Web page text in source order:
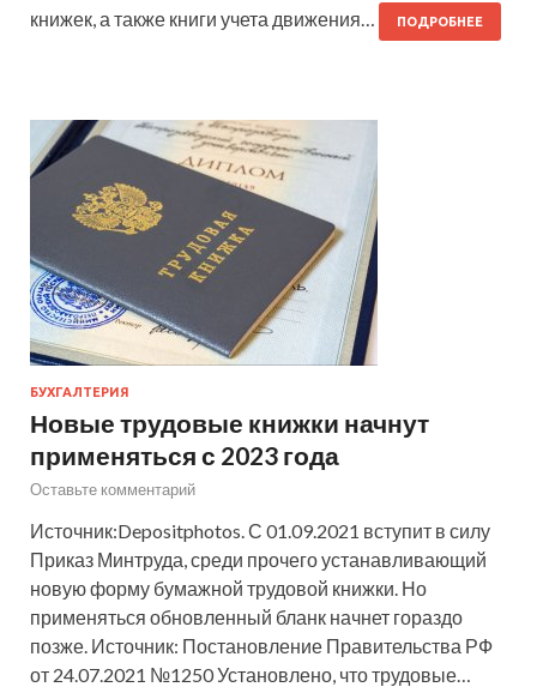
книжек, а также книги учета движения…
ПОДРОБНЕЕ
БУХГАЛТЕРИЯ
Новые трудовые книжки начнут
применяться с 2023 года
Оставьте комментарий
Источник:Depositphotos. С 01.09.2021 вступит в силу
Приказ Минтруда, среди прочего устанавливающий
новую форму бумажной трудовой книжки. Но
применяться обновленный бланк начнет гораздо
позже. Источник: Постановление Правительства РФ
от 24.07.2021 №1250 Установлено, что трудовые…